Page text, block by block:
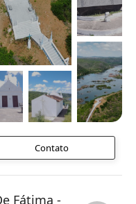
Contato
Fátima -